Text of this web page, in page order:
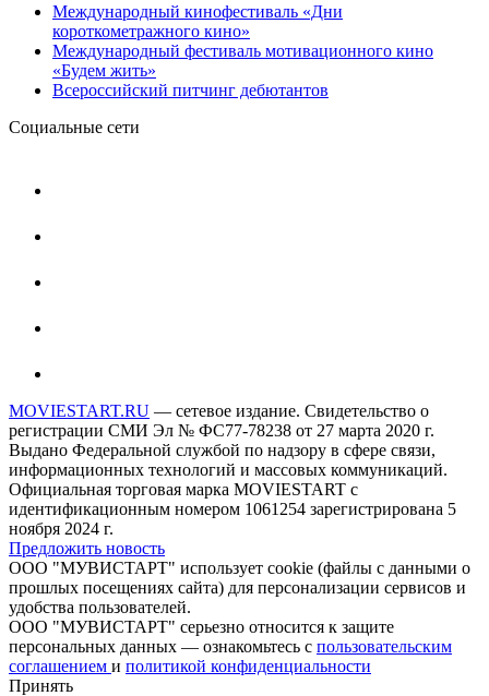
Международный кинофестиваль «Дни
короткометражного кино»
Международный фестиваль мотивационного кино
«Будем жить»
Всероссийский питчинг дебютантов
Социальные сети
MOVIESTART.RU — сетевое издание. Свидетельство о
регистрации СМИ Эл № ФС77-78238 от 27 марта 2020 г.
Выдано Федеральной службой по надзору в сфере связи,
информационных технологий и массовых коммуникаций.
Официальная торговая марка MOVIESTART с
идентификационным номером 1061254 зарегистрирована 5
ноября 2024 г.
Предложить новость
ООО "МУВИСТАРТ" использует cookie (файлы с данными о
прошлых посещениях сайта) для персонализации сервисов и
удобства пользователей.
ООО "МУВИСТАРТ" серьезно относится к защите
персональных данных — ознакомьтесь с пользовательским
соглашением и политикой конфиденциальности
Принять